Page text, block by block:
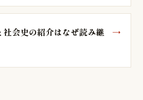
社会史の紹介はなぜ読み継